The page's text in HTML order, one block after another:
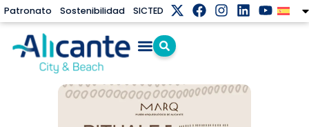
Patronato Sostenibilidad SICTED